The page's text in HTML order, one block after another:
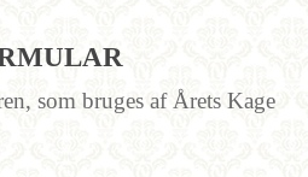
som bruges af Årets Kage